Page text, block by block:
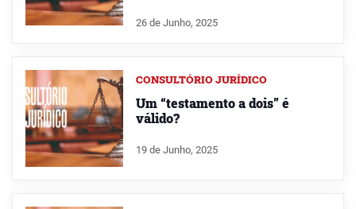
26 de Junho, 2025
CONSULTÓRIO JURÍDICO
Um “testamento a dois” é
válido?
19 de Junho, 2025